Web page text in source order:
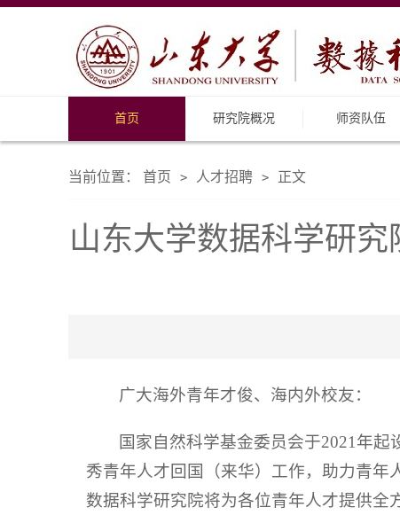
首页 研究院概况 师资队伍
当前位置： 首页 > 人才招聘 > 正文
山东大学数据科学研
广大海外青年才俊、海内外校友：
国家自然科学基金委员会于2021年
秀青年人才回国（来华）工作，助力青年
数据科学研究院将为各位青年人才提供全